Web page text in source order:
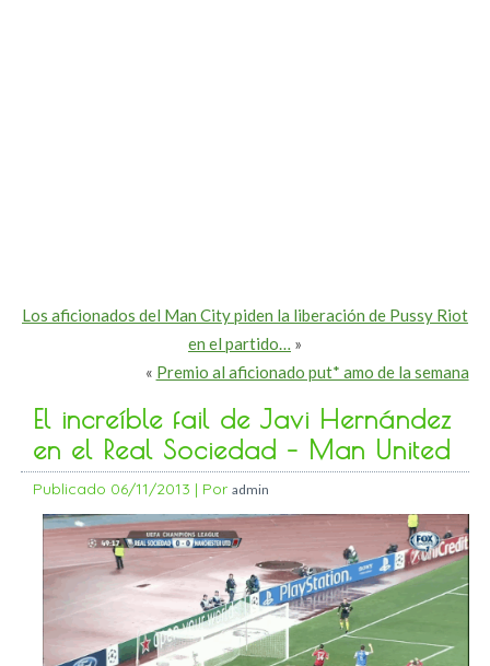
Los aficionados del Man City piden la liberación de Pussy Riot
en el partido… »
« Premio al aficionado put* amo de la semana
El increíble fail de Javi Hernández
en el Real Sociedad – Man United
Publicado 06/11/2013 | Por admin